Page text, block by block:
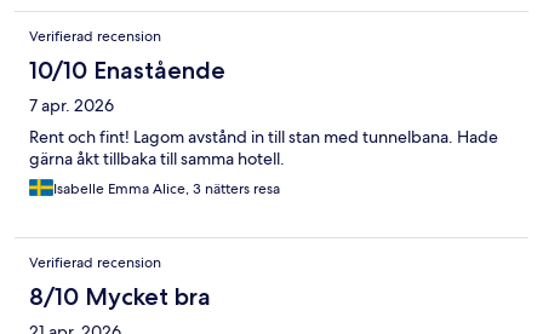
Verifierad recension
10/10 Enastående
7 apr. 2026
Rent och fint! Lagom avstånd in till stan med tunnelbana. Hade
gärna åkt tillbaka till samma hotell.
Isabelle Emma Alice, 3 nätters resa
Verifierad recension
8/10 Mycket bra